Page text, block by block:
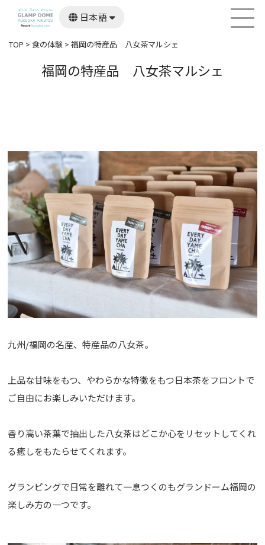
日本語
English
한국어
繁體中文
TOP > 食の体験 > 福岡の特産品 八女茶マルシェ
福岡の特産品 八女茶マルシェ
九州/福岡の名産、特産品の八女茶。
上品な甘味をもつ、やわらかな特徴をもつ日本茶をフロントで
ご自由にお楽しみいただけます。
香り高い茶葉で抽出した八女茶はどこか心をリセットしてくれ
る癒しをもたらせてくれます。
グランピングで日常を離れて一息つくのもグランドーム福岡の
楽しみ方の一つです。